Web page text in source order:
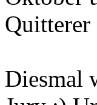
Quitterer
Diesmal